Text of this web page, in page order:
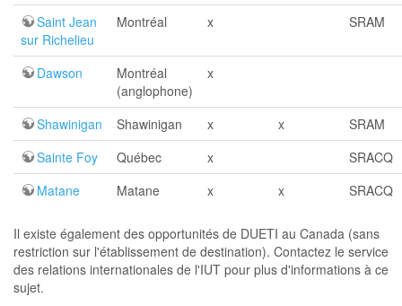
Saint Jean
sur Richelieu
Montréal x SRAM
Dawson
Montréal
(anglophone)
x
Shawinigan Shawinigan x x
SRAM
Sainte Foy
Québec x
SRACQ
Matane
Matane x x SRACQ
Il existe également des opportunités de DUETI au Canada (sans
restriction sur l'établissement de destination). Contactez le service
des relations internationales de l'IUT pour plus d'informations à ce
sujet.